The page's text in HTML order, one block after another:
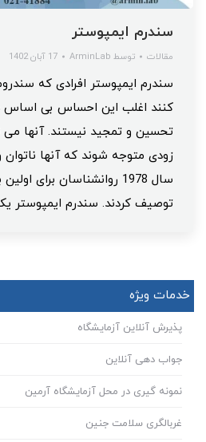
سندرم ایمپوستر
مقالات توسط ArminLab 17 آبان 1402
سندرم ایمپوستر افرادی که
کنند اغلب این احساس بی اساس
تحسین و تمجید نیستند. آنها می
زودی متوجه شوند که آنها
سال 1978 روانشناسان برای
توصیف کردند. سندرم ایمپوستر
خدمات ویژه
پذیرش آنلاین آزمایشگاه
جواب دهی آنلاین
نمونه گیری در محل آزمایشگاه آرمین
غربالگری سلامت جنین